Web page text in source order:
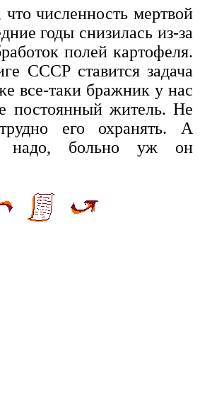
численность мертвой
годы снизилась из-за
полей картофеля.
СССР ставится задача
все-таки бражник у нас
постоянный житель. Не
его охранять. А
надо, больно уж он